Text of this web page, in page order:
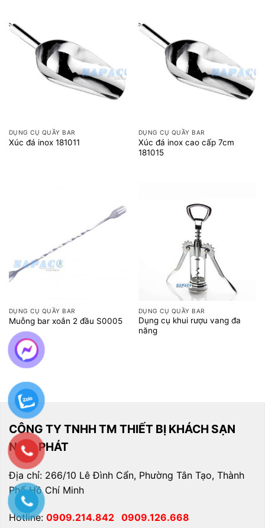
DỤNG CỤ QUẦY BAR
Xúc đá inox 181011
DỤNG CỤ QUẦY BAR
Xúc đá inox cao cấp 7cm
181015
DỤNG CỤ QUẦY BAR
Muỗng bar xoắn 2 đầu S0005
DỤNG CỤ QUẦY BAR
Dụng cụ khui rượu vang đa
năng
CÔNG TY TNHH TM THIẾT BỊ KHÁCH SẠN
NAM PHÁT
Địa chỉ: 266/10 Lê Đình Cẩn, Phường Tân Tạo, Thành
Phố Hồ Chí Minh
Hotline: 0909.214.842 0909.126.668